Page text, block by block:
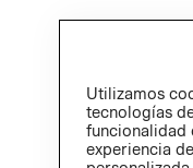
Utilizamos
tecnologías
funcionalidad
experiencia